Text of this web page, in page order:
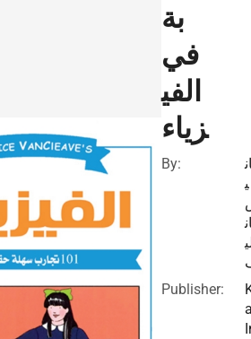
بة
في
الفي
زياء
By:
ي
Publisher: